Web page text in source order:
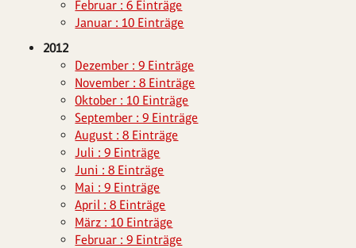
Februar : 6 Einträge
Januar : 10 Einträge
2012
Dezember : 9 Einträge
November : 8 Einträge
Oktober : 10 Einträge
September : 9 Einträge
August : 8 Einträge
Juli : 9 Einträge
Juni : 8 Einträge
Mai : 9 Einträge
April : 8 Einträge
März : 10 Einträge
Februar : 9 Einträge